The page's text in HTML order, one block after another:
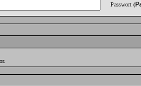
Passwort (